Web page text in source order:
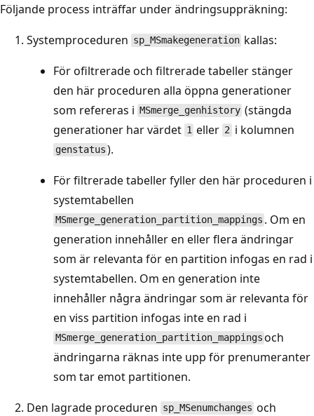
Följande process inträffar under ändringsuppräkning:
Systemproceduren sp_MSmakegeneration kallas:
För ofiltrerade och filtrerade tabeller stänger
den här proceduren alla öppna generationer
som refereras i MSmerge_genhistory (stängda
generationer har värdet 1 eller 2i kolumnen
genstatus ).
För filtrerade tabeller fyller den här proceduren i
systemtabellen
MSmerge_generation_partition_mappings . Om en
generation innehåller en eller flera ändringar
som är relevanta för en partition infogas en rad i
systemtabellen. Om en generation inte
innehåller några ändringar som är relevanta för
en viss partition infogas inte en rad i
MSmerge_generation_partition_mappings och
ändringarna räknas inte upp för prenumeranter
som tar emot partitionen.
Den lagrade proceduren sp_MSenumchanges och